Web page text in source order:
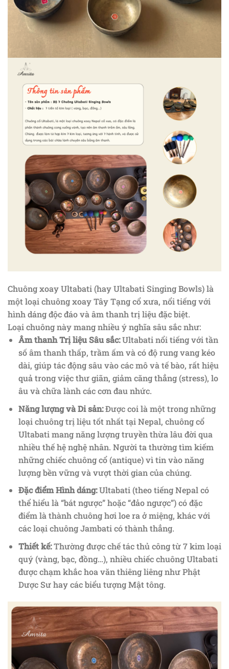
Chuông xoay Ultabati(hay Ultabati Singing Bowls) là
một loại chuông xoay Tây Tạng cổ xưa, nổi tiếng với
hình dáng độc đáo và âm thanh trị liệu đặc biệt.
Loại chuông này mang nhiều ý nghĩa sâu sắc như:
Âm thanh Trị liệu Sâu sắc:Ultabati nổi tiếng với tần
số âm thanh thấp, trầm ấm và có độ rung vang kéo
dài, giúp tác động sâu vào các mô và tế bào, rất hiệu
quả trong việc thư giãn, giảm căng thẳng (stress), lo
âu và chữa lành các cơn đau nhức.
Năng lượng và Di sản:Được coi là một trong những
loại chuông trị liệu tốt nhất tại Nepal, chuông cổ
Ultabati mang năng lượng truyền thừa lâu đời qua
nhiều thế hệ nghệ nhân. Người ta thường tìm kiếm
những chiếc chuông cổ (antique) vì tin vào năng
lượng bền vững và vượt thời gian của chúng.
Đặc điểm Hình dáng:Ultabati (theo tiếng Nepal có
thể hiểu là “bát ngược” hoặc “đảo ngược”) có đặc
điểm là thành chuông hơi loe ra ở miệng, khác với
các loại chuông Jambati có thành thẳng.
Thiết kế:Thường được chế tác thủ công từ 7 kim loại
quý (vàng, bạc, đồng…), nhiều chiếc chuông Ultabati
được chạm khắc hoa văn thiêng liêng như Phật
Dược Sư hay các biểu tượng Mật tông.